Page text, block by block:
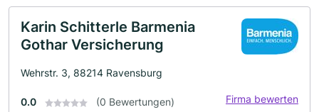
Karin Schitterle Barmenia
Gothar Versicherung
Wehrstr. 3, 88214 Ravensburg
0.0 (0 Bewertungen) Firma bewerten